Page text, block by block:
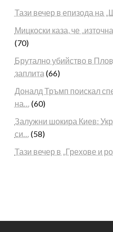
Тази вечер в епизода на
Мицкоски каза, че
(70)
Брутално убийство в
заплита (66)
Доналд Тръмп поискал
на… (60)
Залужни шокира Киев:
си… (58)
Тази вечер в „Грехове и